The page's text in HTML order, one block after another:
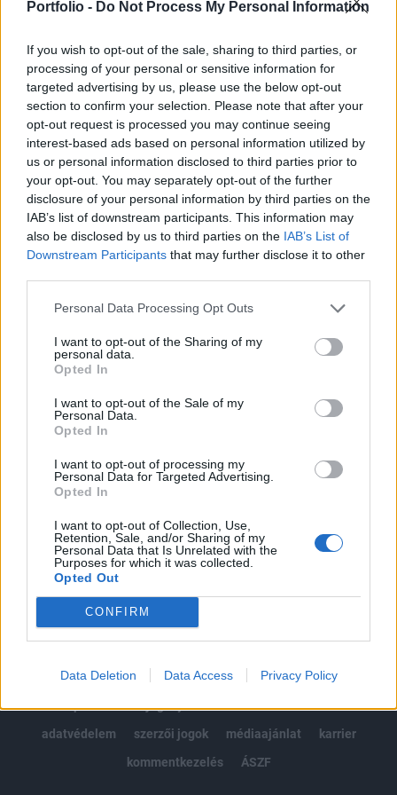
Portfolio - Do Not Process My Personal Information
If you wish to opt-out of the sale, sharing to third parties, or
processing of your personal or sensitive information for
targeted advertising by us, please use the below opt-out
section to confirm your selection. Please note that after your
opt-out request is processed you may continue seeing
interest-based ads based on personal information utilized by
us or personal information disclosed to third parties prior to
your opt-out. You may separately opt-out of the further
disclosure of your personal information by third parties on the
IAB’s list of downstream participants. This information may
also be disclosed by us to third parties on the IAB’s List of
Downstream Participants that may further disclose it to other
Personal Data Processing Opt Outs
I want to opt-out of the Sharing of my
personal data.
Opted In
I want to opt-out of the Sale of my
Personal Data.
Opted In
I want to opt-out of processing my
Personal Data for Targeted Advertising.
Opted In
I want to opt-out of Collection, Use,
Retention, Sale, and/or Sharing of my
Personal Data that Is Unrelated with the
Purposes for which it was collected.
Opted Out
CONFIRM
Data Deletion Data Access Privacy Policy
kísérőgázát is hasznosítani tudják a városban
A jelenleg is folyamatban lévő és a tervek szerint tavasz
végére elkészülő beruházás nagyrészt a Terület- és
Településfejlesztési Operatív Program (TOP) nyertes
pályázatának köszönhetően valósul meg, de a
költségekhez az önkormányzat is hozzájárult - közölte
Kecze István polgármester. A hulladékhővel télen fűteni,
nyáron hűteni tudnak majd; ezzel és a napelemes...
KEDVES OLVASÓNK!
A keresett cikk a portfolio.hu hírarchívumához
tartozik, melynek olvasása előfizetéses
Az előfizetés a következőket tartalmazza:
Kötéslisták: BÉT elmúlt 2 év napon belüli
kötéslistái
Előfizetés
MÁR ELŐFIZETŐNK VAGY?BEJELENTKEZÉS
© 2026 Portfolio
impresszum
jogi nyilatkozat
süti beállítások
adatvédelem
szerzői jogok médiaajánlat
karrier
kommentkezelés
ÁSZF